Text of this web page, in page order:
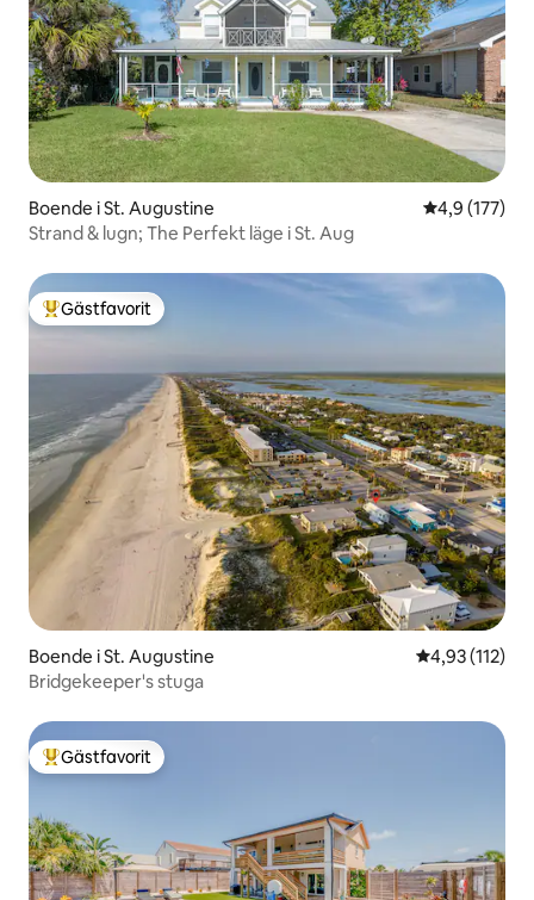
Boende i St. Augustine 4,9 av 5 i
4,9 (177)
Strand & lugn; The Perfekt läge i St. Aug
Populär gästfavorit
Gästfavorit
Boende i St. Augustine 4,93 av 5 i
4,93 (112)
Bridgekeeper's stuga
Populär gästfavorit
Gästfavorit